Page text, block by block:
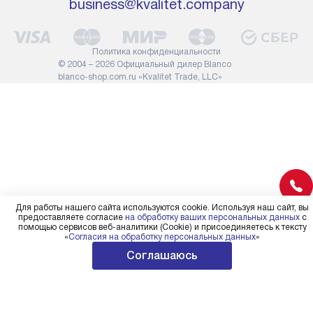
службы не имеют права
или другие выступающие
элементы, так как это может
повлиять на гарантийное
обслуживание в будущем.
расходных
требуется
business@kvalitet.company
© 2004 – 2026 Официальный дилер Blanco
blanco-shop.com.ru «Kvalitet Trade, LLC»
Политика конфиденциальности
Для работы нашего сайта используются cookie. Используя наш сайт, вы
предоставляете согласие на обработку ваших персональных данныхс
помощью сервисов веб-аналитики (Cookie) и присоединяетесь к тексту
«Согласия на обработку персональных данных»
Соглашаюсь